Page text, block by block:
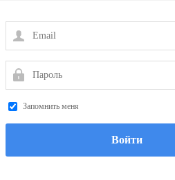
Email
Пароль
Запомнить меня